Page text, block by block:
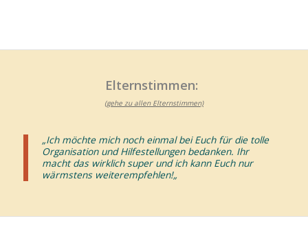
Elternstimmen:
(gehe zu allen Elternstimmen)
„Ich möchte mich noch einmal bei Euch für die tolle
Organisation und Hilfestellungen bedanken. Ihr
macht das wirklich super und ich kann Euch nur
wärmstens weiterempfehlen!„